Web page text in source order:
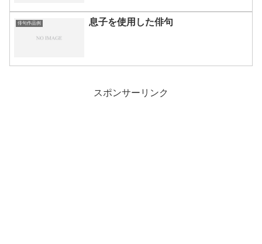
俳句作品例 息子を使用した俳句
スポンサーリンク